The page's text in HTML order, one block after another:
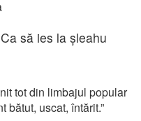
să ies la șleahu
tot din limbajul popular
bătut, uscat, întărit.”